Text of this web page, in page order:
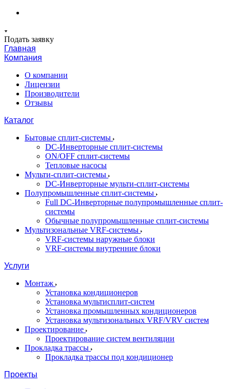
Подать заявку
Главная
Компания
О компании
Лицензии
Производители
Отзывы
Каталог
Бытовые сплит-системы
DC-Инверторные сплит-системы
ON/OFF сплит-системы
Тепловые насосы
Мульти-сплит-системы
DC-Инверторные мульти-сплит-системы
Полупромышленные сплит-системы
Full DC-Инверторные полупромышленные сплит-
системы
Обычные полупромышленные сплит-системы
Мультизональные VRF-системы
VRF-системы наружные блоки
VRF-системы внутренние блоки
Услуги
Монтаж
Установка кондиционеров
Установка мультисплит-систем
Установка промышленных кондиционеров
Установка мультизональных VRF/VRV систем
Проектирование
Проектирование систем вентиляции
Прокладка трассы
Прокладка трассы под кондиционер
Проекты